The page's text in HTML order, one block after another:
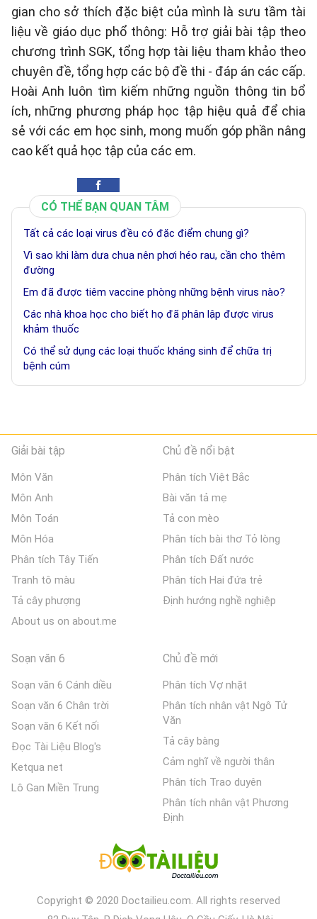
gian cho sở thích đặc biệt của mình là sưu tầm tài
liệu về giáo dục phổ thông: Hỗ trợ giải bài tập theo
chương trình SGK, tổng hợp tài liệu tham khảo theo
chuyên đề, tổng hợp các bộ đề thi - đáp án các cấp.
Hoài Anh luôn tìm kiếm những nguồn thông tin bổ
ích, những phương pháp học tập hiệu quả để chia
sẻ với các em học sinh, mong muốn góp phần nâng
cao kết quả học tập của các em.
CÓ THỂ BẠN QUAN TÂM
Tất cả các loại virus đều có đặc điểm chung gì?
Vì sao khi làm dưa chua nên phơi héo rau, cần cho thêm
đường
Em đã được tiêm vaccine phòng những bệnh virus nào?
Các nhà khoa học cho biết họ đã phân lập được virus
khảm thuốc
Có thể sử dụng các loại thuốc kháng sinh để chữa trị
bệnh cúm
Giải bài tập
Môn Văn
Môn Anh
Môn Toán
Môn Hóa
Phân tích Tây Tiến
Tranh tô màu
Tả cây phượng
About us on about.me
Chủ đề nổi bật
Phân tích Việt Bắc
Bài văn tả mẹ
Tả con mèo
Phân tích bài thơ Tỏ lòng
Phân tích Đất nước
Phân tích Hai đứa trẻ
Định hướng nghề nghiệp
Soạn văn 6
Soạn văn 6 Cánh diều
Soạn văn 6 Chân trời
Soạn văn 6 Kết nối
Đọc Tài Liệu Blog's
Ketqua net
Lô Gan Miền Trung
Chủ đề mới
Phân tích Vợ nhặt
Phân tích nhân vật Ngô Tử
Văn
Tả cây bàng
Cảm nghĩ về người thân
Phân tích Trao duyên
Phân tích nhân vật Phương
Định
Copyright © 2020 Doctailieu.com. All rights reserved